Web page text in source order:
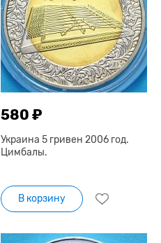
580 ₽
Украина 5 гривен 2006 год.
Цимбалы.
В корзину